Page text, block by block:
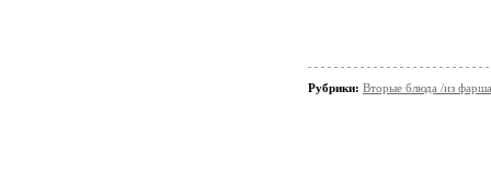
Рубрики: Вторые блюда /из фарша